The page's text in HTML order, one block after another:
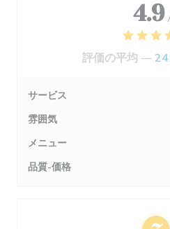
4.9
評価の平均 —
サービス
雰囲気
メニュー
品質-価格